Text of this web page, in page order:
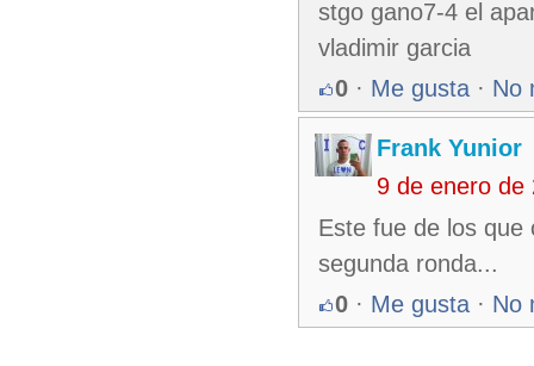
stgo gano7-4 el
vladimir garcia
0 · Me gusta · No
Frank Yunior
9 de enero de
Este fue de los que
segunda ronda...
0 · Me gusta · No